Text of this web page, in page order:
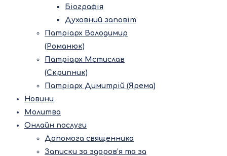
Біографія
Духовний заповіт
Патріарх Володимир
(Романюк)
Патріарх Мстислав
(Скрипник)
Патріарх Димитрій (Ярема)
Новини
Молитва
Онлайн послуги
Допомога священника
Записки за здоров’я та за